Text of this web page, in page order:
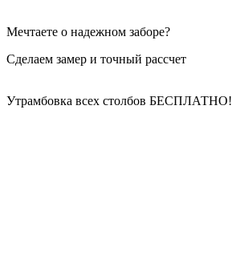
Мечтаете о надежном заборе?
Сделаем замер и точный рассчет
Утрамбовка всех столбов БЕСПЛАТНО!